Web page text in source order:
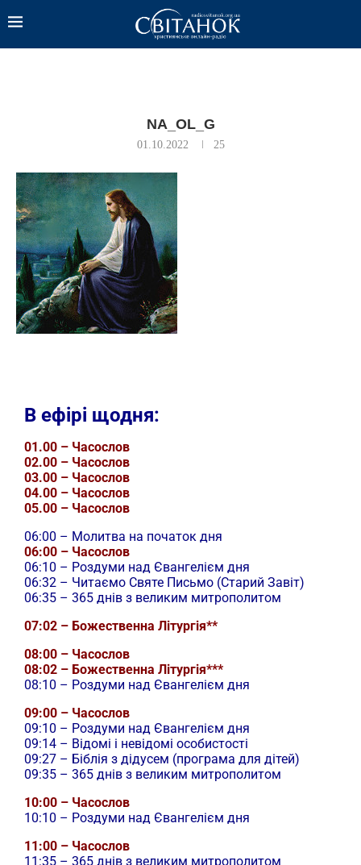
NA_OL_G
01.10.2022 25
В ефірі щодня:
01.00 – Часослов
02.00 – Часослов
03.00 – Часослов
04.00 – Часослов
05.00 – Часослов
06:00 – Молитва на початок дня
06:00 – Часослов
06:10 – Роздуми над Євангелієм дня
06:32 – Читаємо Святе Письмо (Старий Завіт)
06:35 – 365 днів з великим митрополитом
07:02 – Божественна Літургія**
08:00 – Часослов
08:02 – Божественна Літургія***
08:10 – Роздуми над Євангелієм дня
09:00 – Часослов
09:10 – Роздуми над Євангелієм дня
09:14 – Відомі і невідомі особистості
09:27 – Біблія з дідусем (програма для дітей)
09:35 – 365 днів з великим митрополитом
10:00 – Часослов
10:10 – Роздуми над Євангелієм дня
11:00 – Часослов
11:35 – 365 днів з великим митрополитом